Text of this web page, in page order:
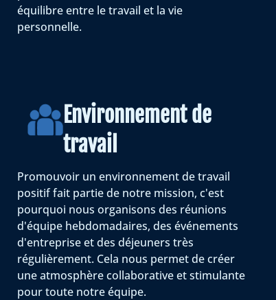
équilibre entre le travail et la vie
personnelle.
Environnement de
travail
Promouvoir un environnement de travail
positif fait partie de notre mission, c'est
pourquoi nous organisons des réunions
d'équipe hebdomadaires, des événements
d'entreprise et des déjeuners très
régulièrement. Cela nous permet de créer
une atmosphère collaborative et stimulante
pour toute notre équipe.